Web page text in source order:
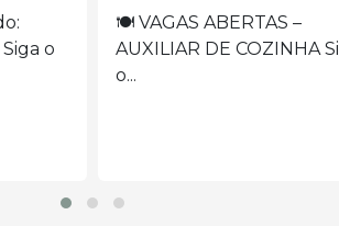
Siga
máquina de
VAGA ABERTA –
OPERADORA DE